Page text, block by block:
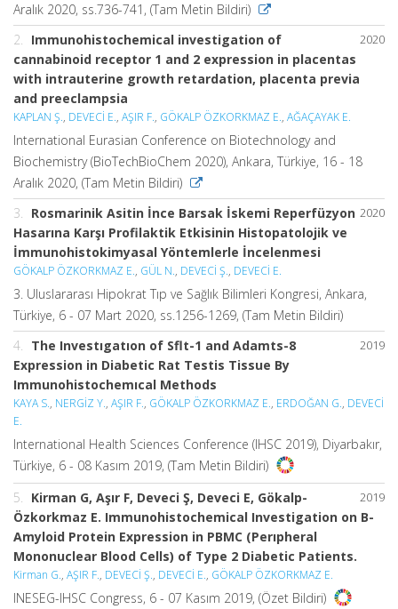
Aralık 2020, ss.736-741, (Tam Metin Bildiri)
2020
2. Immunohistochemical investigation of
cannabinoid receptor 1 and 2 expression in placentas
with intrauterine growth retardation, placenta previa
and preeclampsia
KAPLAN Ş., DEVECİ E., AŞIR F., GÖKALP ÖZKORKMAZ E., AĞAÇAYAK E.
International Eurasian Conference on Biotechnology and
Biochemistry (BioTechBioChem 2020), Ankara, Türkiye, 16 - 18
Aralık 2020, (Tam Metin Bildiri)
2020
3. Rosmarinik Asitin İnce Barsak İskemi Reperfüzyon
Hasarına Karşı Profilaktik Etkisinin Histopatolojik ve
İmmunohistokimyasal Yöntemlerle İncelenmesi
GÖKALP ÖZKORKMAZ E., GÜL N., DEVECİ Ş., DEVECİ E.
3. Uluslararası Hipokrat Tıp ve Sağlık Bilimleri Kongresi, Ankara,
Türkiye, 6 - 07 Mart 2020, ss.1256-1269, (Tam Metin Bildiri)
2019
4. The Investıgatıon of Sflt-1 and Adamts-8
Expression in Diabetic Rat Testis Tissue By
Immunohistochemıcal Methods
KAYA S., NERGİZ Y., AŞIR F., GÖKALP ÖZKORKMAZ E., ERDOĞAN G., DEVECİ
E.
International Health Sciences Conference (IHSC 2019), Diyarbakır,
Türkiye, 6 - 08 Kasım 2019, (Tam Metin Bildiri)
2019
5.
Kirman G, Aşır F, Deveci Ş, Deveci E, Gökalp-
Özkorkmaz E. Immunohistochemical Investigation on Β-
Amyloid Protein Expression in PBMC (Perıpheral
Mononuclear Blood Cells) of Type 2 Diabetic Patients.
Kirman G., AŞIR F., DEVECİ Ş., DEVECİ E., GÖKALP ÖZKORKMAZ E.
INESEG-IHSC Congress, 6 - 07 Kasım 2019, (Özet Bildiri)